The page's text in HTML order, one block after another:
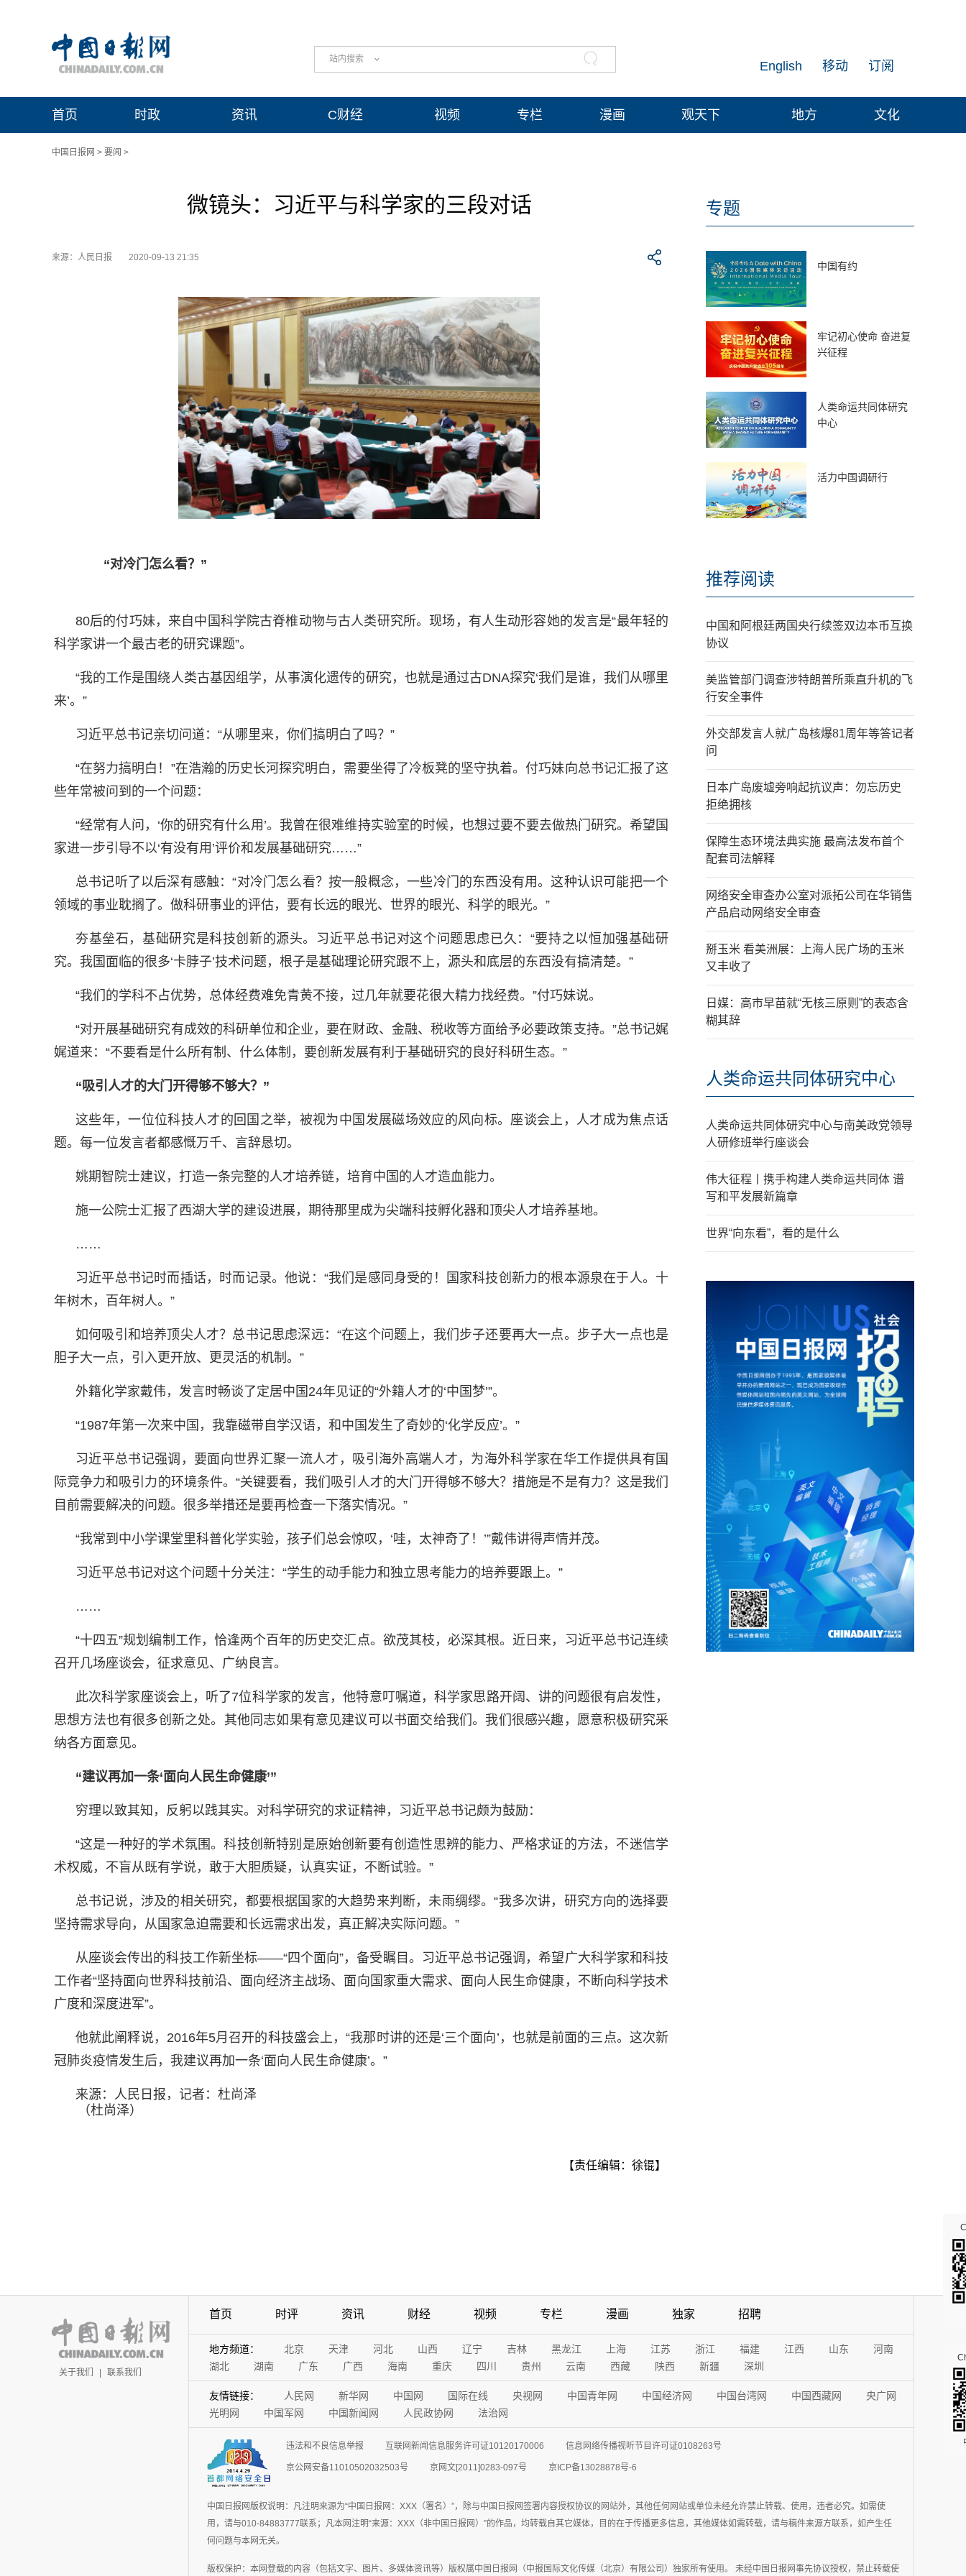
站内搜索 订阅
移动
English
首页 时政 资讯 C财经 视频 专栏 漫画 观天下 地方 文化
中国日报网 > 要闻 >
微镜头：习近平与科学家的三段对话
来源：人民日报 2020-09-13 21:35
“对冷门怎么看？”
80后的付巧妹，来自中国科学院古脊椎动物与古人类研究所。现场，有人生动形容她的发言是“最年轻的
科学家讲一个最古老的研究课题”。
“我的工作是围绕人类古基因组学，从事演化遗传的研究，也就是通过古DNA探究‘我们是谁，我们从哪里
来’。”
习近平总书记亲切问道：“从哪里来，你们搞明白了吗？”
“在努力搞明白！”在浩瀚的历史长河探究明白，需要坐得了冷板凳的坚守执着。付巧妹向总书记汇报了这
些年常被问到的一个问题：
“经常有人问，‘你的研究有什么用’。我曾在很难维持实验室的时候，也想过要不要去做热门研究。希望国
家进一步引导不以‘有没有用’评价和发展基础研究……”
总书记听了以后深有感触：“对冷门怎么看？按一般概念，一些冷门的东西没有用。这种认识可能把一个
领域的事业耽搁了。做科研事业的评估，要有长远的眼光、世界的眼光、科学的眼光。”
夯基垒石，基础研究是科技创新的源头。习近平总书记对这个问题思虑已久：“要持之以恒加强基础研
究。我国面临的很多‘卡脖子’技术问题，根子是基础理论研究跟不上，源头和底层的东西没有搞清楚。”
“我们的学科不占优势，总体经费难免青黄不接，过几年就要花很大精力找经费。”付巧妹说。
“对开展基础研究有成效的科研单位和企业，要在财政、金融、税收等方面给予必要政策支持。”总书记娓
娓道来：“不要看是什么所有制、什么体制，要创新发展有利于基础研究的良好科研生态。”
“吸引人才的大门开得够不够大？”
这些年，一位位科技人才的回国之举，被视为中国发展磁场效应的风向标。座谈会上，人才成为焦点话
题。每一位发言者都感慨万千、言辞恳切。
姚期智院士建议，打造一条完整的人才培养链，培育中国的人才造血能力。
施一公院士汇报了西湖大学的建设进展，期待那里成为尖端科技孵化器和顶尖人才培养基地。
……
习近平总书记时而插话，时而记录。他说：“我们是感同身受的！国家科技创新力的根本源泉在于人。十
年树木，百年树人。”
如何吸引和培养顶尖人才？总书记思虑深远：“在这个问题上，我们步子还要再大一点。步子大一点也是
胆子大一点，引入更开放、更灵活的机制。”
外籍化学家戴伟，发言时畅谈了定居中国24年见证的“外籍人才的‘中国梦’”。
“1987年第一次来中国，我靠磁带自学汉语，和中国发生了奇妙的‘化学反应’。”
习近平总书记强调，要面向世界汇聚一流人才，吸引海外高端人才，为海外科学家在华工作提供具有国
际竞争力和吸引力的环境条件。“关键要看，我们吸引人才的大门开得够不够大？措施是不是有力？这是我们
目前需要解决的问题。很多举措还是要再检查一下落实情况。”
“我常到中小学课堂里科普化学实验，孩子们总会惊叹，‘哇，太神奇了！’”戴伟讲得声情并茂。
习近平总书记对这个问题十分关注：“学生的动手能力和独立思考能力的培养要跟上。”
……
“十四五”规划编制工作，恰逢两个百年的历史交汇点。欲茂其枝，必深其根。近日来，习近平总书记连续
召开几场座谈会，征求意见、广纳良言。
此次科学家座谈会上，听了7位科学家的发言，他特意叮嘱道，科学家思路开阔、讲的问题很有启发性，
思想方法也有很多创新之处。其他同志如果有意见建议可以书面交给我们。我们很感兴趣，愿意积极研究采
纳各方面意见。
“建议再加一条‘面向人民生命健康’”
穷理以致其知，反躬以践其实。对科学研究的求证精神，习近平总书记颇为鼓励：
“这是一种好的学术氛围。科技创新特别是原始创新要有创造性思辨的能力、严格求证的方法，不迷信学
术权威，不盲从既有学说，敢于大胆质疑，认真实证，不断试验。”
总书记说，涉及的相关研究，都要根据国家的大趋势来判断，未雨绸缪。“我多次讲，研究方向的选择要
坚持需求导向，从国家急迫需要和长远需求出发，真正解决实际问题。”
从座谈会传出的科技工作新坐标——“四个面向”，备受瞩目。习近平总书记强调，希望广大科学家和科技
工作者“坚持面向世界科技前沿、面向经济主战场、面向国家重大需求、面向人民生命健康，不断向科学技术
广度和深度进军”。
他就此阐释说，2016年5月召开的科技盛会上，“我那时讲的还是‘三个面向’，也就是前面的三点。这次新
冠肺炎疫情发生后，我建议再加一条‘面向人民生命健康’。”
来源：人民日报，记者：杜尚泽
（杜尚泽）
【责任编辑：徐锟】
专题
中国有约
牢记初心使命 奋进复
兴征程
人类命运共同体研究
中心
活力中国调研行
推荐阅读
中国和阿根廷两国央行续签双边本币互换
协议
美监管部门调查涉特朗普所乘直升机的飞
行安全事件
外交部发言人就广岛核爆81周年等答记者
问
日本广岛废墟旁响起抗议声：勿忘历史
拒绝拥核
保障生态环境法典实施 最高法发布首个
配套司法解释
网络安全审查办公室对派拓公司在华销售
产品启动网络安全审查
掰玉米 看美洲展：上海人民广场的玉米
又丰收了
日媒：高市早苗就“无核三原则”的表态含
糊其辞
人类命运共同体研究中心
人类命运共同体研究中心与南美政党领导
人研修班举行座谈会
伟大征程丨携手构建人类命运共同体 谱
写和平发展新篇章
世界“向东看”，看的是什么
关于我们 | 联系我们
首页 时评 资讯 财经 视频 专栏 漫画 独家 招聘
地方频道： 北京 天津 河北 山西 辽宁 吉林 黑龙江 上海 江苏 浙江 福建 江西 山东
河南
湖北
湖南 广东 广西 海南 重庆 四川 贵州 云南 西藏 陕西 新疆 深圳
友情链接： 人民网 新华网 中国网 国际在线 央视网 中国青年网 中国经济网 中国台湾网 中国西藏网
央广网
光明网
中国军网 中国新闻网 人民政协网 法治网
违法和不良信息举报 互联网新闻信息服务许可证10120170006 信息网络传播视听节目许可证0108263号
京公网安备11010502032503号 京网文[2011]0283-097号 京ICP备13028878号-6
中国日报网版权说明：凡注明来源为“中国日报网：XXX（署名）”，除与中国日报网签署内容授权协议的网站外，其他任何网站或单位未经允许禁止转载、使用，违者必究。如需使
用，请与010-84883777联系；凡本网注明“来源：XXX（非中国日报网）”的作品，均转载自其它媒体，目的在于传播更多信息，其他媒体如需转载，请与稿件来源方联系，如产生任
何问题与本网无关。
版权保护：本网登载的内容（包括文字、图片、多媒体资讯等）版权属中国日报网（中报国际文化传媒（北京）有限公司）独家所有使用。 未经中国日报网事先协议授权，禁止转载使